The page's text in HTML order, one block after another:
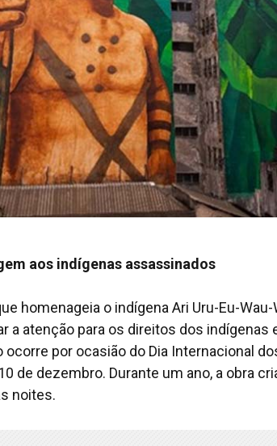
aos indígenas assassinados
homenageia o indígena Ari Uru-Eu-
a atenção para os direitos dos
ocorre por ocasião do Dia Internacional
de dezembro. Durante um ano, a obra
noites.